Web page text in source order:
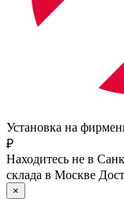
Установка на
₽
Находитесь не в
склада в Москве
×